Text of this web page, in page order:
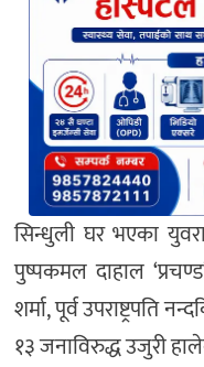
सिन्धुली घर भएका
पुष्पकमल दाहाल
शर्मा, पूर्व उपराष्ट्रपति
१३ जनाविरुद्ध उजुरी